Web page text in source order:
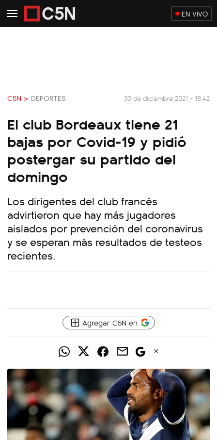
EN VIVO
C5N > DEPORTES 30 de diciembre 2021 - 18:42
El club Bordeaux tiene 21
bajas por Covid-19 y pidió
postergar su partido del
domingo
Los dirigentes del club francés
advirtieron que hay más jugadores
aislados por prevención del coronavirus
y se esperan más resultados de testeos
recientes.
Agregar C5N en